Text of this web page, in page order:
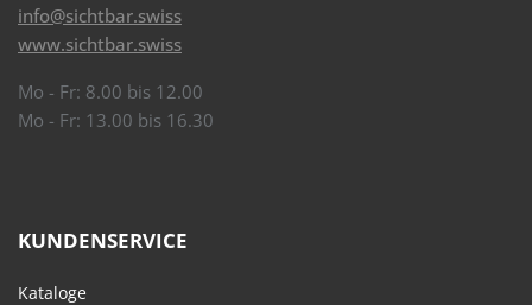
info@sichtbar.swiss
www.sichtbar.swiss
Mo - Fr: 8.00 bis 12.00
Mo - Fr: 13.00 bis 16.30
KUNDENSERVICE
Kataloge